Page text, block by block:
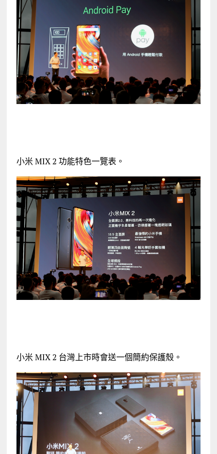
小米 MIX 2 功能特色一覽表。
小米 MIX 2 台灣上市時會送一個簡約保護殼。